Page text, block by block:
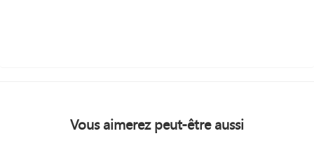
Vous aimerez peut-être aussi